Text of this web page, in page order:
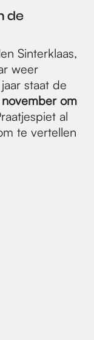
de
Sinterklaas,
weer
staat de
om
al
te vertellen